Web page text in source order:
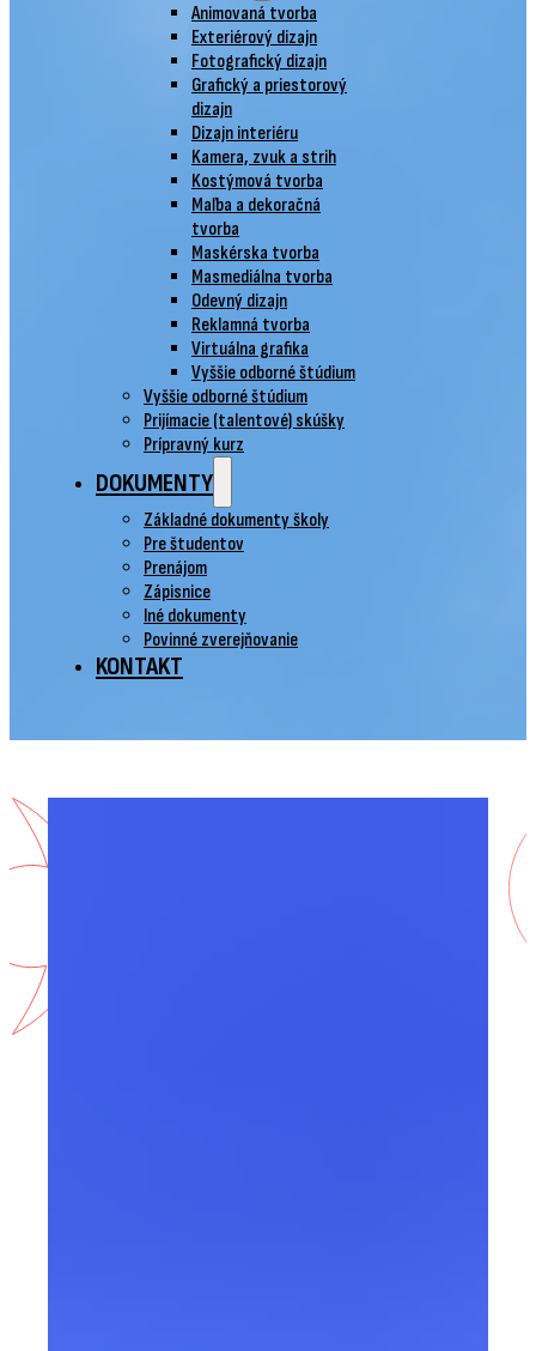
Animovaná tvorba
Exteriérový dizajn
Fotografický dizajn
Grafický a priestorový
dizajn
Dizajn interiéru
Kamera, zvuk a strih
Kostýmová tvorba
Maľba a dekoračná
tvorba
Maskérska tvorba
Masmediálna tvorba
Odevný dizajn
Reklamná tvorba
Virtuálna grafika
Vyššie odborné štúdium
Vyššie odborné štúdium
Prijímacie (talentové) skúšky
Prípravný kurz
DOKUMENTY
Základné dokumenty školy
Pre študentov
Prenájom
Zápisnice
Iné dokumenty
Povinné zverejňovanie
KONTAKT